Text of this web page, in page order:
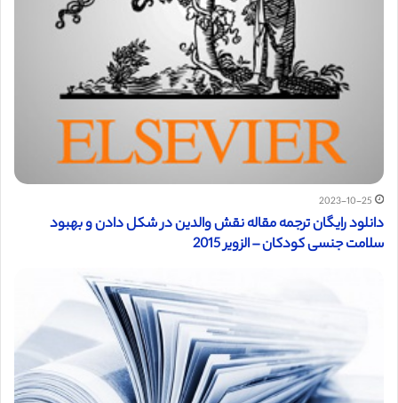
2023-10-25
دانلود رایگان ترجمه مقاله نقش والدین در شکل دادن و بهبود
سلامت جنسی کودکان – الزویر 2015